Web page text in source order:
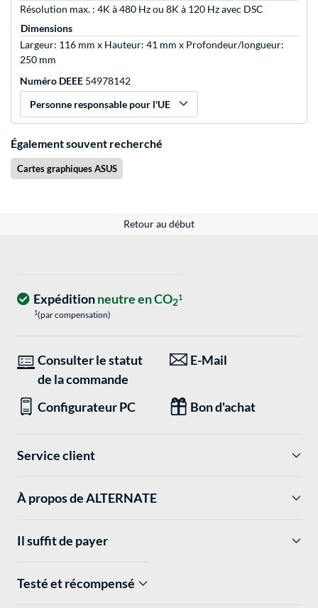
Résolution max. : 4K à 480 Hz ou 8K à 120 Hz avec DSC
Dimensions
Largeur: 116 mm x Hauteur: 41 mm x Profondeur/longueur:
250 mm
Numéro DEEE 54978142
Personne responsable pour l'UE
Également souvent recherché
Cartes graphiques ASUS
Retour au début
Expéditionneutre en CO21
1(par compensation)
Consulter le statut
de la commande
E-Mail
Configurateur PC Bon d'achat
Service client
À propos de ALTERNATE
Il suffit de payer
Testé et récompensé